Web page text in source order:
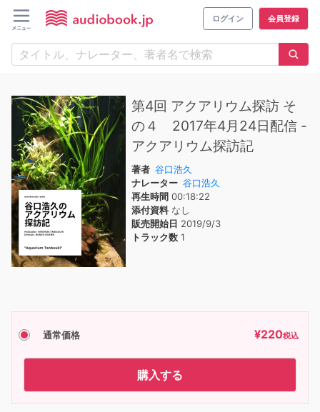
ログイン 会員登録
第4回 アクアリウム探訪 そ
の４ 2017年4月24日配信 -
アクアリウム探訪記
著者 谷口浩久
ナレーター 谷口浩久
再生時間 00:18:22
添付資料なし
販売開始日 2019/9/3
トラック数 1
通常価格 ¥220税込
購入する